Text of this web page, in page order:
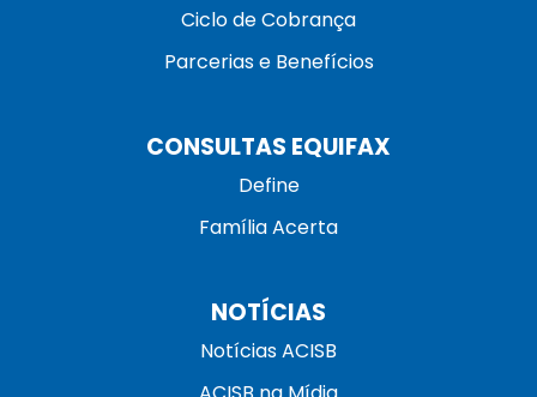
Ciclo de Cobrança
Parcerias e Benefícios
CONSULTAS EQUIFAX
Define
Família Acerta
NOTÍCIAS
Notícias ACISB